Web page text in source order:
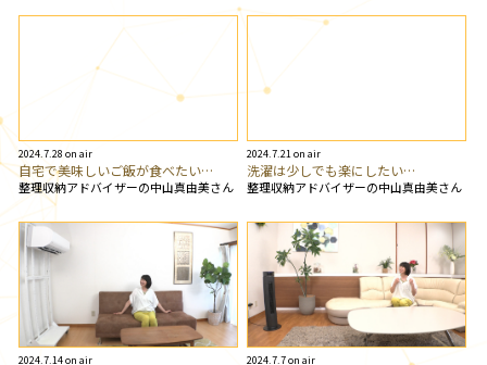
2024.7.28 on air
自宅で美味しいご飯が食べたい…
整理収納アドバイザーの中山真由美さん
2024.7.21 on air
洗濯は少しでも楽にしたい…
整理収納アドバイザーの中山真由美さん
2024.7.14 on air 2024.7.7 on air